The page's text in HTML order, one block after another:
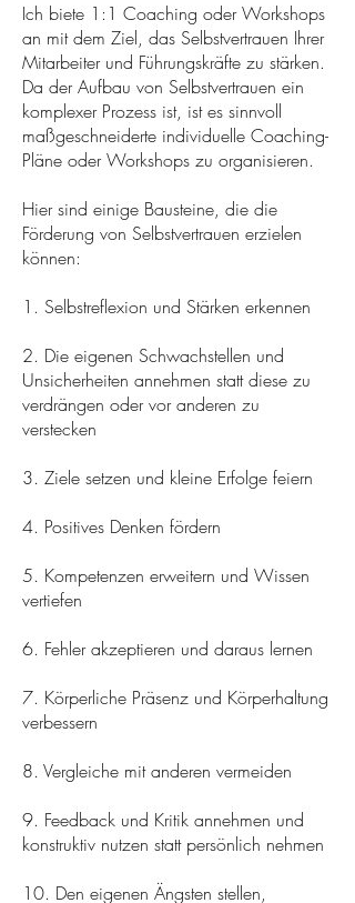
Ich biete 1:1 Coaching oder Workshops
an mit dem Ziel, das Selbstvertrauen Ihrer
Mitarbeiter und Führungskräfte zu stärken.
Da der Aufbau von Selbstvertrauen ein
komplexer Prozess ist, ist es sinnvoll
maßgeschneiderte individuelle Coaching-
Pläne oder Workshops zu organisieren.
Hier sind einige Bausteine, die die
Förderung von Selbstvertrauen erzielen
können:
1. Selbstreflexion und Stärken erkennen
2. Die eigenen Schwachstellen und
Unsicherheiten annehmen statt diese zu
verdrängen oder vor anderen zu
verstecken
3. Ziele setzen und kleine Erfolge feiern
4. Positives Denken fördern
5. Kompetenzen erweitern und Wissen
vertiefen
6. Fehler akzeptieren und daraus lernen
7. Körperliche Präsenz und Körperhaltung
verbessern
8. Vergleiche mit anderen vermeiden
9. Feedback und Kritik annehmen und
konstruktiv nutzen statt persönlich nehmen
10. Den eigenen Ängsten stellen,